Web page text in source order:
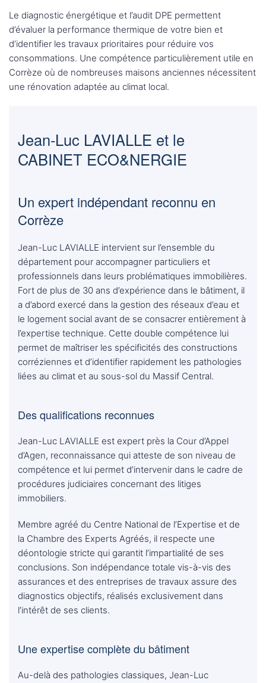
Le diagnostic énergétique et l’audit DPE permettent
d’évaluer la performance thermique de votre bien et
d’identifier les travaux prioritaires pour réduire vos
consommations. Une compétence particulièrement utile en
Corrèze où de nombreuses maisons anciennes nécessitent
une rénovation adaptée au climat local.
Jean-Luc LAVIALLE et le
CABINET ECO&NERGIE
Un expert indépendant reconnu en
Corrèze
Jean-Luc LAVIALLE intervient sur l’ensemble du
département pour accompagner particuliers et
professionnels dans leurs problématiques immobilières.
Fort de plus de 30 ans d’expérience dans le bâtiment, il
a d’abord exercé dans la gestion des réseaux d’eau et
le logement social avant de se consacrer entièrement à
l’expertise technique. Cette double compétence lui
permet de maîtriser les spécificités des constructions
corréziennes et d’identifier rapidement les pathologies
liées au climat et au sous-sol du Massif Central.
Des qualifications reconnues
Jean-Luc LAVIALLE est expert près la Cour d’Appel
d’Agen, reconnaissance qui atteste de son niveau de
compétence et lui permet d’intervenir dans le cadre de
procédures judiciaires concernant des litiges
immobiliers.
Membre agréé du Centre National de l’Expertise et de
la Chambre des Experts Agréés, il respecte une
déontologie stricte qui garantit l’impartialité de ses
conclusions. Son indépendance totale vis-à-vis des
assurances et des entreprises de travaux assure des
diagnostics objectifs, réalisés exclusivement dans
l’intérêt de ses clients.
Une expertise complète du bâtiment
Au-delà des pathologies classiques, Jean-Luc